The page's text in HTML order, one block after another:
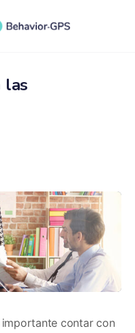
las
contar con